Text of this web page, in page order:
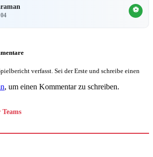
⚽
verfasst. Sei der Erste und schreibe einen
, um einen Kommentar zu schreiben.
Teams